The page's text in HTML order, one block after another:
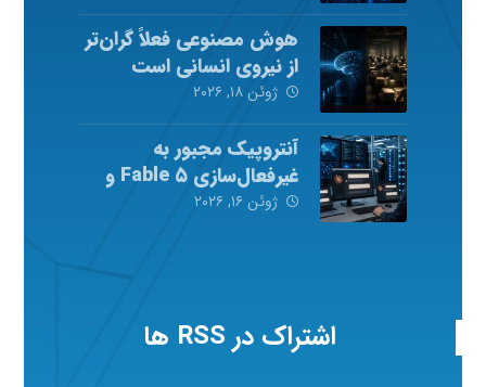
هوش مصنوعی فعلاً گران‌تر
از نیروی انسانی است
ژوئن ۱۸, ۲۰۲۶
آنتروپیک مجبور به
غیرفعال‌سازی Fable ۵ و
Mythos ۵ شد
ژوئن ۱۶, ۲۰۲۶
اشتراک در RSS ها